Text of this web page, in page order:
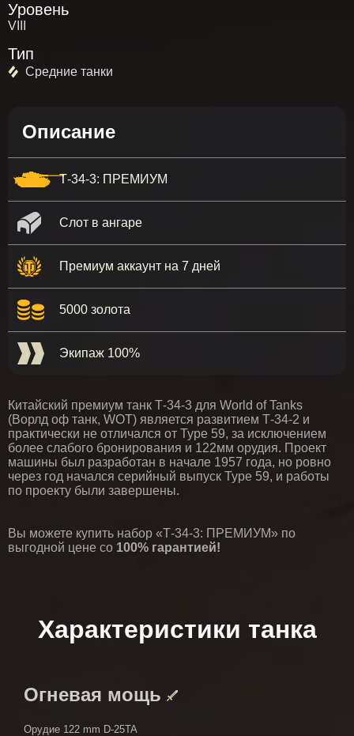
Уровень
VIII
Тип
Средние танки
Описание
Т-34-3: ПРЕМИУМ
Слот в ангаре
Премиум аккаунт на 7 дней
5000 золота
Экипаж 100%
Китайский премиум танк Т-34-3 для World of Tanks
(Ворлд оф танк, WOT) является развитием Т-34-2 и
практически не отличался от Type 59, за исключением
более слабого бронирования и 122мм орудия. Проект
машины был разработан в начале 1957 года, но ровно
через год начался серийный выпуск Type 59, и работы
по проекту были завершены.
Вы можете купить набор «Т-34-3: ПРЕМИУМ» по
выгодной цене со 100% гарантией!
Характеристики танка
Огневая мощь
Орудие 122 mm D-25TA